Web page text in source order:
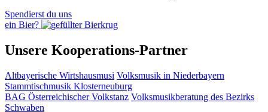
Spendierst du uns
ein Bier?
Unsere Kooperations-Partner
Altbayerische Wirtshausmusi Volksmusik in Niederbayern
Stammtischmusik Klosterneuburg
BAG Österreichischer Volkstanz Volksmusikberatung des Bezirks
Schwaben